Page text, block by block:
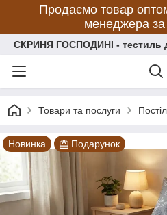
Продаємо товар
менеджера
СКРИНЯ ГОСПОДИНІ - тестиль
Товари та послуги
Новинка Подарунок